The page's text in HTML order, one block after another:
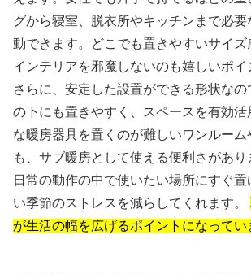
グから寝室、脱衣所やキッチンまで必
動できます。どこでも置きやすいサイ
インテリアを邪魔しないのも嬉しいポイ
さらに、安定した設置ができる形状な
の下にも置きやすく、スペースを有効活
な暖房器具を置くのが難しいワンルー
も、サブ暖房として使える便利さがあり
日常の動作の中で使いたい場所にすぐ
い季節のストレスを減らしてくれます。
が生活の幅を広げるポイントになってい